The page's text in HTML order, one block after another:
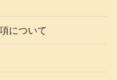
について